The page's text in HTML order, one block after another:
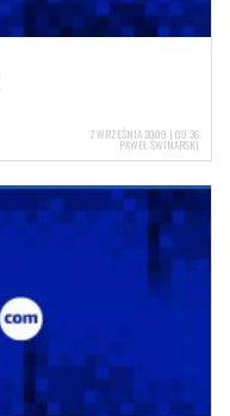
7 WRZEŚNIA 2009 | 09:36
PAWEŁ ŚWINARSKI